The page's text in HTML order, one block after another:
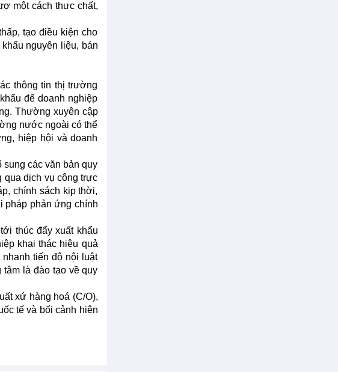
một cách thực chất,
tạo điều kiện cho
nguyên liệu, bán
thông tin thị trường
để doanh nghiệp
Thường xuyên cập
nước ngoài có thể
hiệp hội và doanh
sung các văn bản quy
qua dịch vụ công trực
chính sách kịp thời,
pháp phản ứng chính
thúc đẩy xuất khẩu
khai thác hiệu quả
tiến độ nội luật
tâm là đào tạo về quy
xứ hàng hoá (C/O),
tế và bối cảnh hiện